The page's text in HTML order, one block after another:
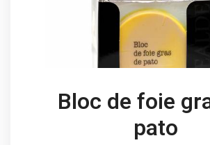
Bloc de foie
pato